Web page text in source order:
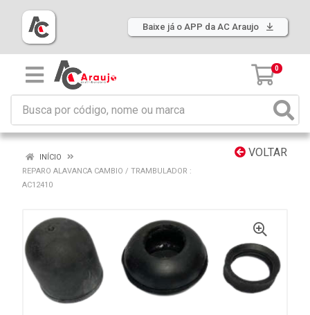
Baixe já o APP da AC Araujo
0
VOLTAR
INÍCIO
REPARO ALAVANCA CAMBIO / TRAMBULADOR :
AC12410